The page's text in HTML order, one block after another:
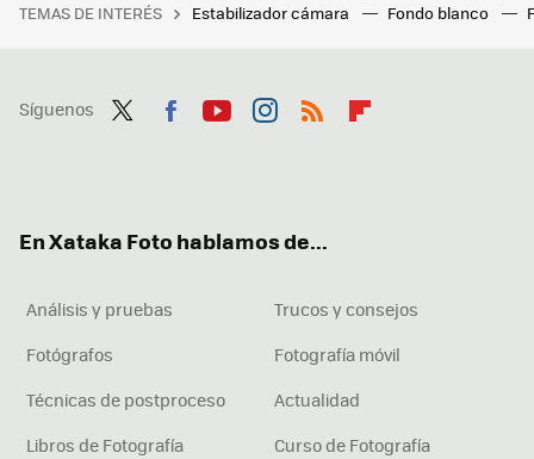
TEMAS DE INTERÉS Estabilizador cámara Fondo blanco
Síguenos
En Xataka Foto hablamos de...
Análisis y pruebas
Trucos y consejos
Fotógrafos
Fotografía móvil
Técnicas de postproceso
Actualidad
Libros de Fotografía
Curso de Fotografía